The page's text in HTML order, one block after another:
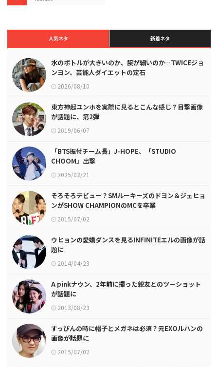
人気ネタ 新着ネタ
水のボトルが大きいのか、腕が細いのか…TWICEジョ
ンヨン、芸能人ダイエットの定石
2026/08/10
東方神起ユンホを実際に見るとこんな感じ？目撃画像
が話題に、第2弾
2019/06/07
「BTS振付チーム長」J-HOPE、「STUDIO
CHOOM」出撃
2025/03/21
そろそろデビュー？SMルーキーズのドヨン＆ジェヒョ
ンがSHOW CHAMPIONのMCを卒業
2015/07/02
ウヒョンの愛嬌ダンスを見るINFINITEエルの画像が話
題に
2014/04/23
A pinkナウン、2年前に撮った親友とのツーショット
が話題に
2013/08/23
すっぴんの時に帽子とメガネは必須？元EXOルハンの
画像が話題に
2015/07/02